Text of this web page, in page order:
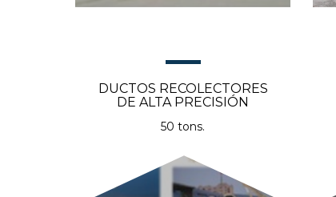
DUCTOS RECOLECTORES
DE ALTA PRECISIÓN
50 tons.